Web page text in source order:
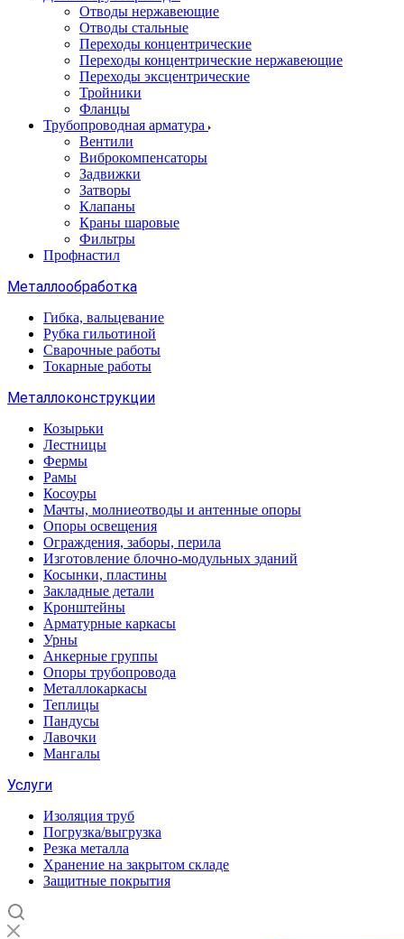
Отводы нержавеющие
Отводы стальные
Переходы концентрические
Переходы концентрические нержавеющие
Переходы эксцентрические
Тройники
Фланцы
Трубопроводная арматура
Вентили
Виброкомпенсаторы
Задвижки
Затворы
Клапаны
Краны шаровые
Фильтры
Профнастил
Металлообработка
Гибка, вальцевание
Рубка гильотиной
Сварочные работы
Токарные работы
Металлоконструкции
Козырьки
Лестницы
Фермы
Рамы
Косоуры
Мачты, молниеотводы и антенные опоры
Опоры освещения
Ограждения, заборы, перила
Изготовление блочно-модульных зданий
Косынки, пластины
Закладные детали
Кронштейны
Арматурные каркасы
Урны
Анкерные группы
Опоры трубопровода
Металлокаркасы
Теплицы
Пандусы
Лавочки
Мангалы
Услуги
Изоляция труб
Погрузка/выгрузка
Резка металла
Хранение на закрытом складе
Защитные покрытия